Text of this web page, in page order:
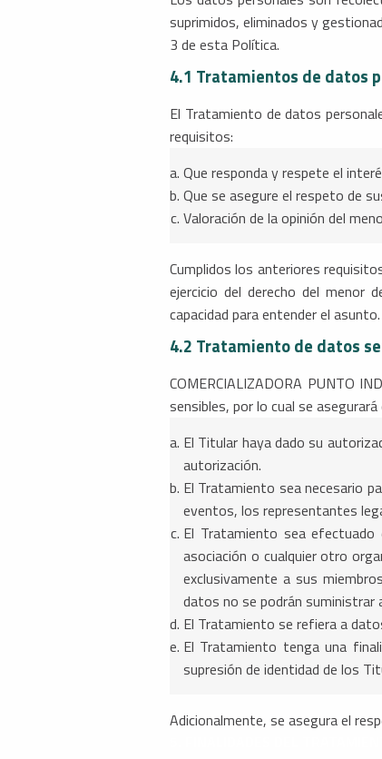
suprimidos, eliminados y
3 de esta Política.
4.1 Tratamientos de datos
El Tratamiento de datos
requisitos:
Que responda y respete el
Que se asegure el respeto de
Valoración de la opinión del
Cumplidos los anteriores
ejercicio del derecho del menor
capacidad para entender el asunto.
4.2 Tratamiento de datos
COMERCIALIZADORA PUNTO
sensibles, por lo cual se asegurará
El Titular haya dado su
autorización.
El Tratamiento sea necesario
eventos, los representantes
El Tratamiento sea
asociación o cualquier otro
exclusivamente a sus
datos no se podrán suministrar
El Tratamiento se refiera a
El Tratamiento tenga una
supresión de identidad de los
Adicionalmente, se asegura el